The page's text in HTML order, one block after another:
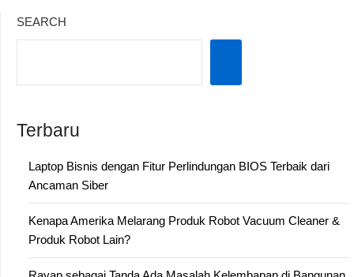
SEARCH
Terbaru
Laptop Bisnis dengan Fitur Perlindungan BIOS Terbaik dari
Ancaman Siber
Kenapa Amerika Melarang Produk Robot Vacuum Cleaner &
Produk Robot Lain?